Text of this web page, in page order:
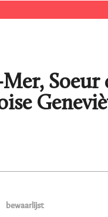
Soeur
bewaarlijst